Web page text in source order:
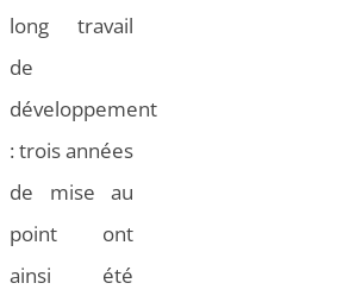
long travail
de
développement
: trois années
de mise au
point ont
ainsi été